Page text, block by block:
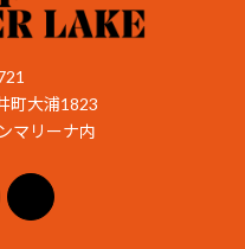
町大浦1823
マリーナ内